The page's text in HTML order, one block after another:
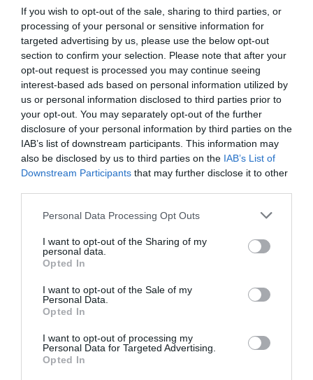
If you wish to opt-out of the sale, sharing to third parties, or
processing of your personal or sensitive information for
targeted advertising by us, please use the below opt-out
section to confirm your selection. Please note that after your
opt-out request is processed you may continue seeing
interest-based ads based on personal information utilized by
us or personal information disclosed to third parties prior to
your opt-out. You may separately opt-out of the further
disclosure of your personal information by third parties on the
IAB’s list of downstream participants. This information may
also be disclosed by us to third parties on the IAB’s List of
Downstream Participants that may further disclose it to other
Personal Data Processing Opt Outs
I want to opt-out of the Sharing of my
personal data.
Opted In
I want to opt-out of the Sale of my
Personal Data.
Opted In
I want to opt-out of processing my
Personal Data for Targeted Advertising.
Opted In
Sobremesa:Brownie
Bebida:Iced Tea
Filme: Fight Club
Ator: Ryan Gosling
Atriz: Emma Stone
Série televisiva: Breaking Bad
Livro: Nenhum
Cidade portuguesa:Porto
Cidade estrangeira:Las Vegas
Animais de estimação (quais e nomes):Meg – Cadela
Jogo de computador/consola: CS2
Hobbies:Lego e gaming
Outra modalidade desportiva, se não fosse o
Aquele momento ou jogo, de hóquei, que nunca vais
esquecer:Vitória pelo Nafarros (3ª divisão) contra o
sintrenses, estivemos a perder 4-1 ao intervalo, mas o jogo
terminou 4-5 e ganhámos a única taça nos últimos anos.